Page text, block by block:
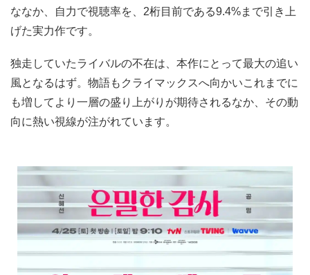
ななか、自力で視聴率を、2桁目前である9.4%まで引き上
げた実力作です。
独走していたライバルの不在は、本作にとって最大の追い
風となるはず。物語もクライマックスへ向かいこれまでに
も増してより一層の盛り上がりが期待されるなか、その動
向に熱い視線が注がれています。